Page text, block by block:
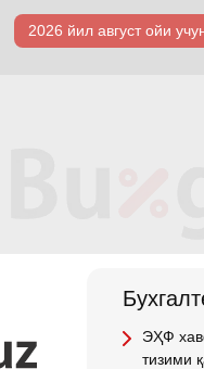
2026 йил август ойи
ЭҲФ
тизими